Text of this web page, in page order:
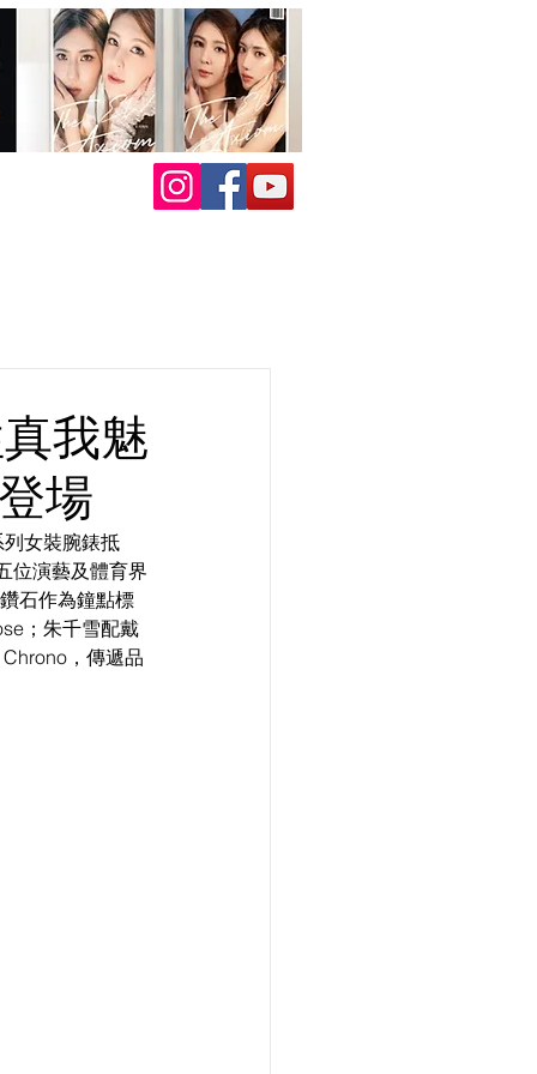
我魅
場
女裝腕錶抵
位演藝及體育界
石作為鐘點標
；朱千雪配戴
，傳遞品